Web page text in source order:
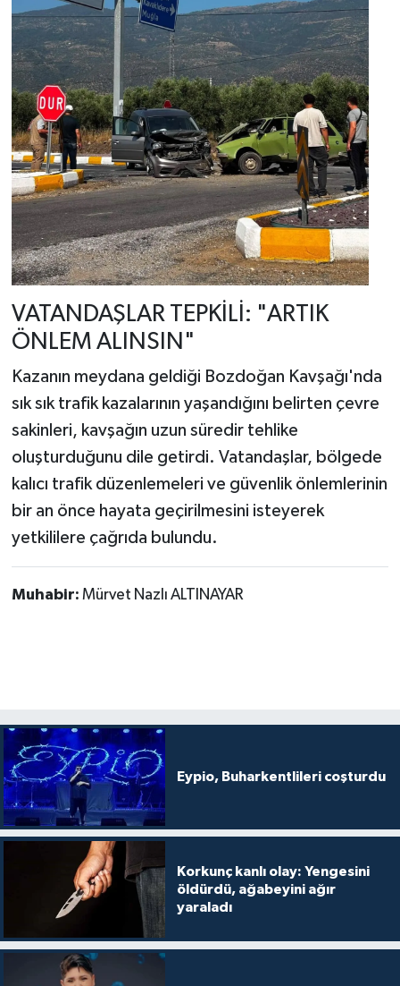
VATANDAŞLAR TEPKİLİ: "ARTIK
ÖNLEM ALINSIN"
Kazanın meydana geldiği Bozdoğan Kavşağı'nda
sık sık trafik kazalarının yaşandığını belirten çevre
sakinleri, kavşağın uzun süredir tehlike
oluşturduğunu dile getirdi. Vatandaşlar, bölgede
kalıcı trafik düzenlemeleri ve güvenlik önlemlerinin
bir an önce hayata geçirilmesini isteyerek
yetkililere çağrıda bulundu.
Muhabir: Mürvet Nazlı ALTINAYAR
Eypio, Buharkentlileri coşturdu
Korkunç kanlı olay: Yengesini
öldürdü, ağabeyini ağır
yaraladı